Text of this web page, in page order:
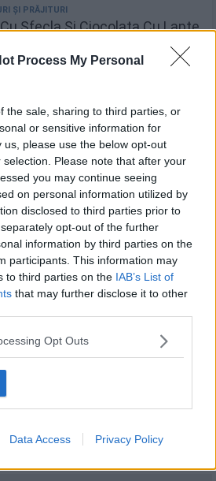
Process My Personal
the sale, sharing to third parties, or
or sensitive information for
please use the below opt-out
Please note that after your
you may continue seeing
on personal information utilized by
disclosed to third parties prior to
opt-out of the further
information by third parties on the
participants. This information may
to third parties on the IAB’s List of
that may further disclose it to other
Opt Outs
Data Access Privacy Policy
Sfecla Si Ciocolata Cu Lapte
cu lămâie și ricotta.
perfectă într-un desert
- rețeta tradițională
uscate
cu usturoi și parmezan